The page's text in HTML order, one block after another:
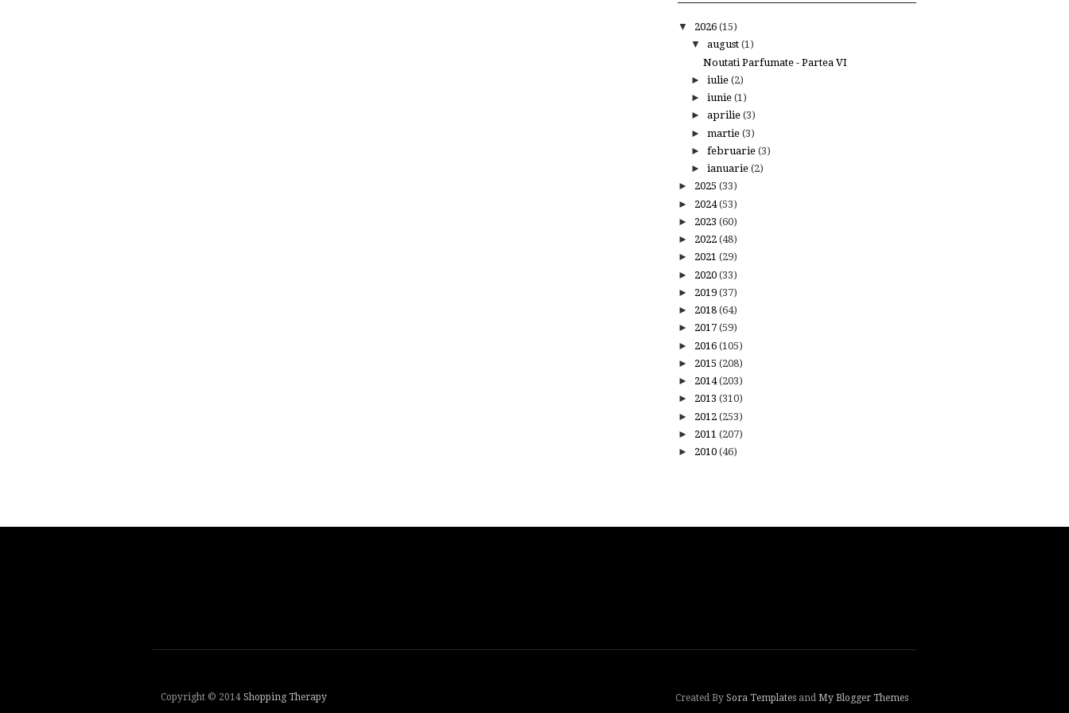
▼ 2026 (15)
▼ august (1)
Noutati Parfumate - Partea VI
► iulie (2)
► iunie (1)
► aprilie (3)
► martie (3)
► februarie (3)
► ianuarie (2)
► 2025 (33)
► 2024(53)
► 2023 (60)
► 2022 (48)
► 2021 (29)
► 2020 (33)
► 2019 (37)
► 2018 (64)
► 2017 (59)
► 2016 (105)
► 2015 (208)
► 2014(203)
► 2013 (310)
► 2012 (253)
► 2011 (207)
► 2010 (46)
Copyright © 2014 Shopping Therapy Created By Sora Templates and My Blogger Themes